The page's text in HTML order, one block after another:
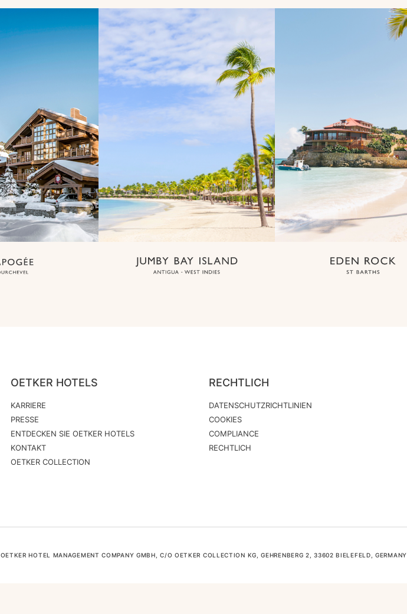
OETKER HOTELS
KARRIERE
PRESSE
ENTDECKEN SIE OETKER HOTELS
KONTAKT
OETKER COLLECTION
RECHTLICH
DATENSCHUTZRICHTLINIEN
COOKIES
COMPLIANCE
RECHTLICH
OETKER HOTEL MANAGEMENT COMPANY GMBH, C/O OETKER COLLECTION KG, GEHRENBERG 2, 33602 BIELEFELD, GERMANY